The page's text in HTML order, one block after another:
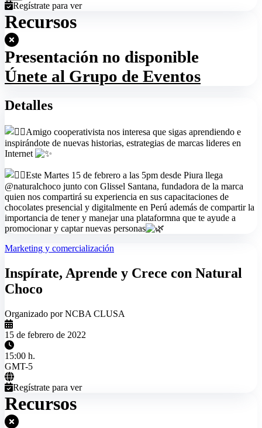
Regístrate para ver
Recursos
Presentación no disponible
Únete al Grupo de Eventos
Detalles
Amigo cooperativista nos interesa que sigas aprendiendo e
inspirándote de nuevas historias, estrategias de marcas lideres en
Internet
Este Martes 15 de febrero a las 5pm desde Piura llega
@naturalchoco junto con Glissel Santana, fundadora de la marca
quien nos compartirá su experiencia en sus capacitaciones de
chocolates presencial y digitalmente en Perú además de compartir la
importancia de tener y manejar una plataformna que te ayude a
promocionar y captar nuevas personas
Marketing y comercialización
Inspírate, Aprende y Crece con Natural
Choco
Organizado por NCBA CLUSA
15 de febrero de 2022
15:00 h.
GMT-5
Regístrate para ver
Recursos